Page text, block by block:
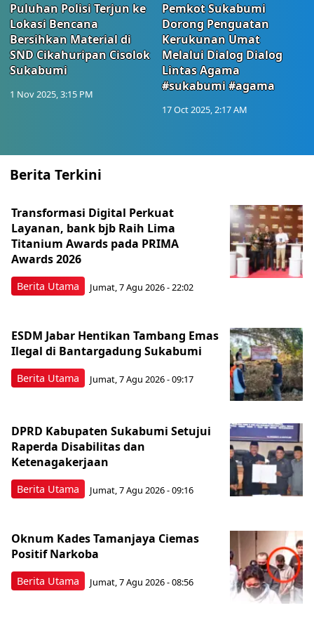
Puluhan Polisi Terjun ke
Lokasi Bencana
Bersihkan Material di
SND Cikahuripan Cisolok
Sukabumi
1 Nov 2025, 3:15 PM
Pemkot Sukabumi
Dorong Penguatan
Kerukunan Umat
Melalui Dialog Dialog
Lintas Agama
#sukabumi #agama
17 Oct 2025, 2:17 AM
Berita Terkini
Berita Utama
Transformasi Digital Perkuat
Layanan, bank bjb Raih Lima
Titanium Awards pada PRIMA
Awards 2026
Jumat, 7 Agu 2026 - 22:02
Berita Utama
ESDM Jabar Hentikan Tambang Emas
Ilegal di Bantargadung Sukabumi
Jumat, 7 Agu 2026 - 09:17
Berita Utama
DPRD Kabupaten Sukabumi Setujui
Raperda Disabilitas dan
Ketenagakerjaan
Jumat, 7 Agu 2026 - 09:16
Berita Utama
Oknum Kades Tamanjaya Ciemas
Positif Narkoba
Jumat, 7 Agu 2026 - 08:56